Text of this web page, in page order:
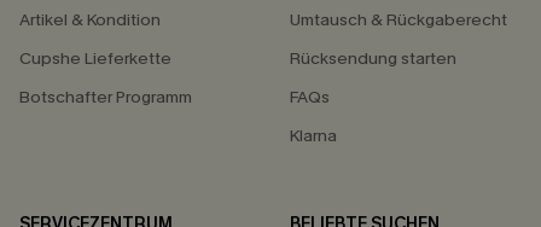
Artikel & Kondition
Cupshe Lieferkette
Botschafter Programm
Umtausch & Rückgaberecht
Rücksendung starten
FAQs
Klarna